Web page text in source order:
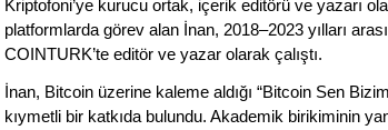
Kriptofoni’ye kurucu ortak, içerik editörü ve yazarı
platformlarda görev alan İnan, 2018–2023 yılları
COINTURK’te editör ve yazar olarak çalıştı.
İnan, Bitcoin üzerine kaleme aldığı “Bitcoin Sen
kıymetli bir katkıda bulundu. Akademik birikiminin